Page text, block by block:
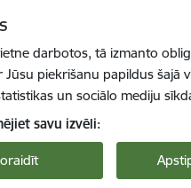
darbotos, tā izmanto
Jūsu piekrišanu papildus šajā
un sociālo mediju
savu izvēli: